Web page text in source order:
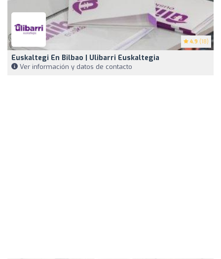
4.9 (18)
Euskaltegi En Bilbao | Ulibarri Euskaltegia
Ver información y datos de contacto